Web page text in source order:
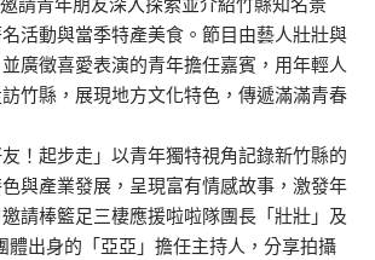
請青年朋友深入探索並介紹竹縣知名景
活動與當季特產美食。節目由藝人壯壯與
廣徵喜愛表演的青年擔任嘉賓，用年輕人
竹縣，展現地方文化特色，傳遞滿滿青春
！起步走」以青年獨特視角記錄新竹縣的
與產業發展，呈現富有情感故事，激發年
請棒籃足三棲應援啦啦隊團長「壯壯」及
體出身的「亞亞」擔任主持人，分享拍攝